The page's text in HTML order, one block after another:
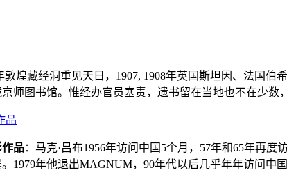
敦煌藏经洞重见天日，1907, 1908年英国斯坦因、法国
师图书馆。惟经办官员塞责，遗书留在当地也不在少数
品：马克·吕布1956年访问中国5个月，57年和65年再
1979年他退出MAGNUM，90年代以后几乎年年访问中国